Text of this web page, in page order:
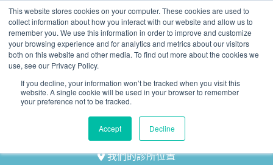
This website stores cookies on your computer. These cookies are used to
collect information about how you interact with our website and allow us to
remember you. We use this information in order to improve and customize
your browsing experience and for analytics and metrics about our visitors
both on this website and other media. To find out more about the cookies we
use, see our Privacy Policy.
If you decline, your information won’t be tracked when you visit this
website. A single cookie will be used in your browser to remember
your preference not to be tracked.
Accept Decline
2155 9055
預約
我們的診所位置